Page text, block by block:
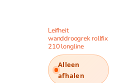
Leifheit
wanddroogrek rollfix
210 longline
Alleen
afhalen